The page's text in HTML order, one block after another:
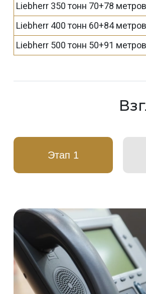
Liebherr 350 тонн 70+78 метров
Liebherr 400 тонн 60+84 метров
Liebherr 500 тонн 50+91 метров
Этап 1